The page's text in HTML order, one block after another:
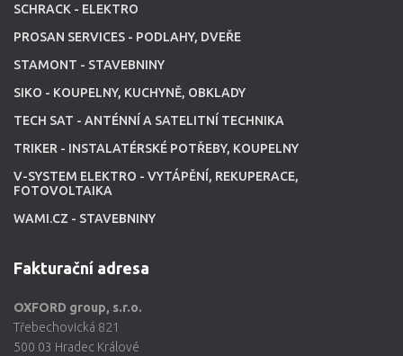
SCHRACK - ELEKTRO
PROSAN SERVICES - PODLAHY, DVEŘE
STAMONT - STAVEBNINY
SIKO - KOUPELNY, KUCHYNĚ, OBKLADY
TECH SAT - ANTÉNNÍ A SATELITNÍ TECHNIKA
TRIKER - INSTALATÉRSKÉ POTŘEBY, KOUPELNY
V-SYSTEM ELEKTRO - VYTÁPĚNÍ, REKUPERACE,
FOTOVOLTAIKA
WAMI.CZ - STAVEBNINY
Fakturační adresa
OXFORD group, s.r.o.
Třebechovická 821
500 03 Hradec Králové